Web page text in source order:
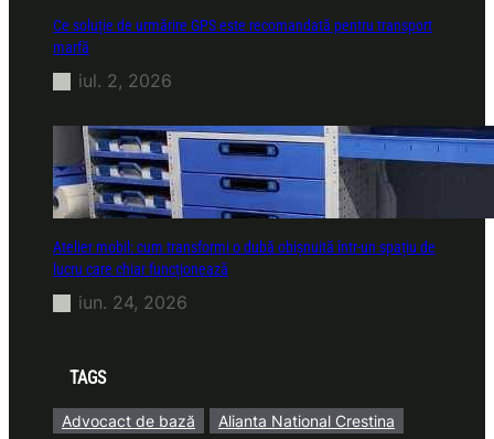
Ce soluție de urmărire GPS este recomandată pentru transport
marfă
iul. 2, 2026
Atelier mobil: cum transformi o dubă obișnuită într-un spațiu de
lucru care chiar funcționează
iun. 24, 2026
TAGS
Advocact de bază
Alianta National Crestina